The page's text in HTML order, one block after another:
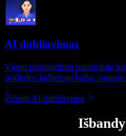
AI dubliavimas
Vienu paspaudimu pasirinkite
priderins kalbėtojo balsą,
Žiūrėti AI dubliavimą